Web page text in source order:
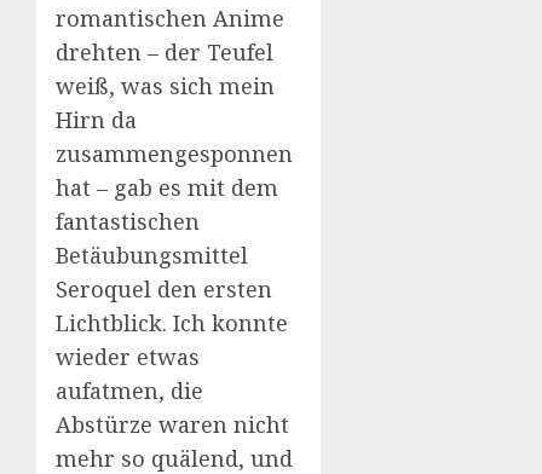
romantischen Anime
drehten – der Teufel
weiß, was sich mein
Hirn da
zusammengesponnen
hat – gab es mit dem
fantastischen
Betäubungsmittel
Seroquel den ersten
Lichtblick. Ich konnte
wieder etwas
aufatmen, die
Abstürze waren nicht
mehr so quälend, und